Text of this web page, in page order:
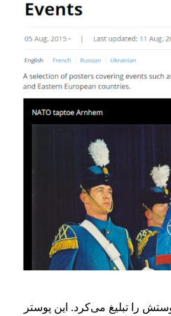
را تبلیغ می‌کرد. این پوستر